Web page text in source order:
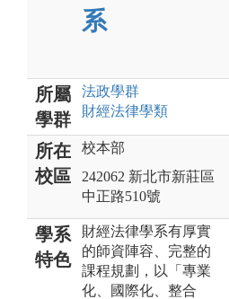
系
所屬
學群
法政學群
財經法律學類
所在
校區
校本部
242062 新北市新莊區
中正路510號
學系
特色
財經法律學系有厚實
的師資陣容、完整的
課程規劃，以「專業
化、國際化、整合